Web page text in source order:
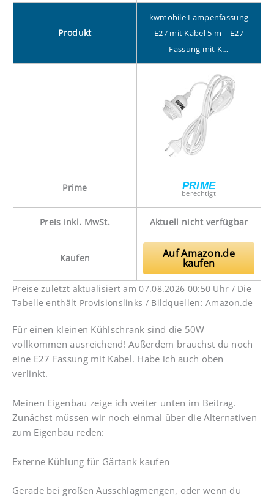
Produkt
kwmobile Lampenfassung
E27 mit Kabel 5 m – E27
Fassung mit K…
Prime PRIME
berechtigt
Preis inkl. MwSt. Aktuell nicht verfügbar
Kaufen Auf Amazon.de
kaufen
Preise zuletzt aktualisiert am 07.08.2026 00:50 Uhr / Die
Tabelle enthält Provisionslinks / Bildquellen: Amazon.de
Für einen kleinen Kühlschrank sind die 50W
vollkommen ausreichend! Außerdem brauchst du noch
eine E27 Fassung mit Kabel. Habe ich auch oben
verlinkt.
Meinen Eigenbau zeige ich weiter unten im Beitrag.
Zunächst müssen wir noch einmal über die Alternativen
zum Eigenbau reden:
Externe Kühlung für Gärtank kaufen
Gerade bei großen Ausschlagmengen, oder wenn du